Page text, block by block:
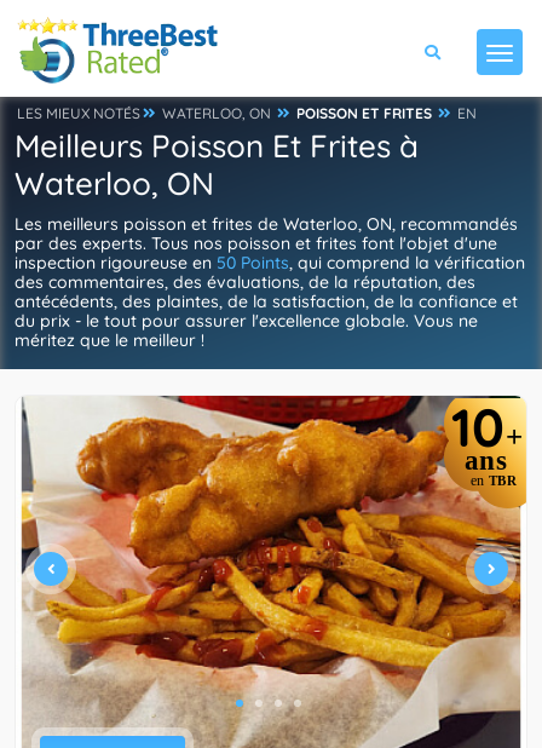
LES MIEUX NOTÉS WATERLOO, ON POISSON ET FRITES EN
Meilleurs Poisson Et Frites à
Waterloo, ON
Les meilleurs poisson et frites de Waterloo, ON, recommandés
par des experts. Tous nos poisson et frites font l'objet d'une
inspection rigoureuse en 50 Points, qui comprend la vérification
des commentaires, des évaluations, de la réputation, des
antécédents, des plaintes, de la satisfaction, de la confiance et
du prix - le tout pour assurer l'excellence globale. Vous ne
méritez que le meilleur !
10+
ans
en TBR